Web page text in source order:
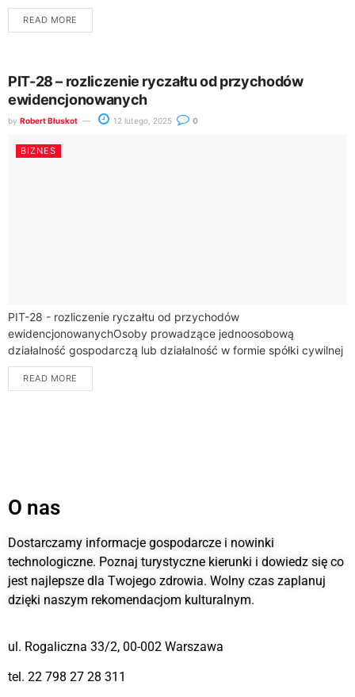
Dokumenty te są wydawane przez Zakład Ubezpieczeń...
READ MORE
PIT-28 – rozliczenie ryczałtu od przychodów
ewidencjonowanych
by Robert Błuskot 12 lutego, 2025 0
BIZNES
PIT-28 - rozliczenie ryczałtu od przychodów
ewidencjonowanychOsoby prowadzące jednoosobową
działalność gospodarczą lub działalność w formie spółki cywilnej
czy jawnej mogą skorzystać z uproszczonego sposobu
opodatkowania, jakim jest ryczałt od przychodów...
READ MORE
O nas
Dostarczamy informacje gospodarcze i nowinki
technologiczne. Poznaj turystyczne kierunki i dowiedz się co
jest najlepsze dla Twojego zdrowia. Wolny czas zaplanuj
dzięki naszym rekomendacjom kulturalnym.
ul. Rogaliczna 33/2, 00-002 Warszawa
tel. 22 798 27 28 311